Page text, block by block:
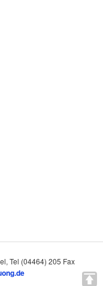
Tel (04464) 205 Fax